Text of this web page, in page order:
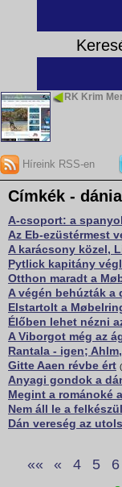
RK Krim
Híreink RSS-en
Címkék - dánia
A-csoport: a
Az Eb-ezüstérmest
A karácsony közel,
Pytlick kapitány
Otthon maradt a
A végén behúzták a
Elstartolt a
Élőben lehet nézni
A Viborgot még az
Rantala - igen;
Gitte Aaen révbe ért
Anyagi gondok a
Megint a románoké
Nem áll le a
Dán vereség az
«« « 4 5 6